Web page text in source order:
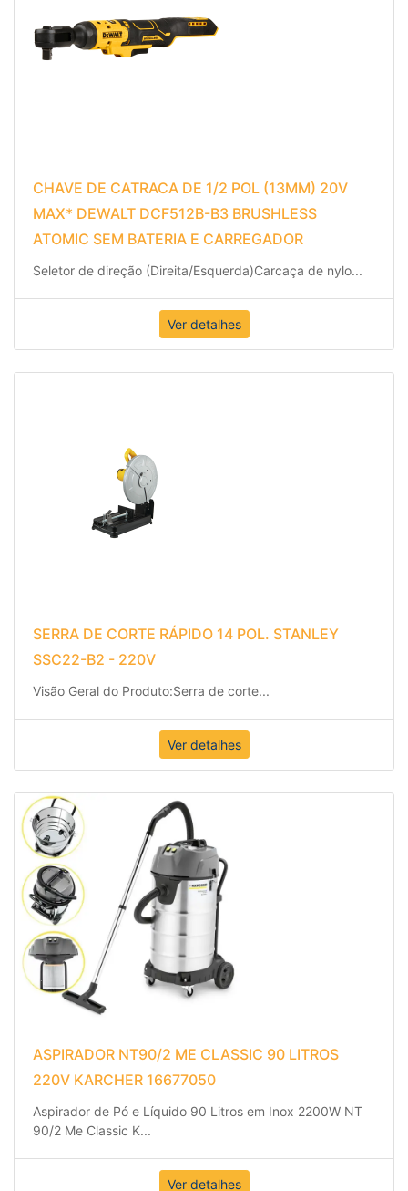
CHAVE DE CATRACA DE 1/2 POL (13MM) 20V
MAX* DEWALT DCF512B-B3 BRUSHLESS
ATOMIC SEM BATERIA E CARREGADOR
Seletor de direção (Direita/Esquerda)Carcaça de nylo
Ver detalhes
SERRA DE CORTE RÁPIDO 14 POL. STANLEY
SSC22-B2 - 220V
Visão Geral do Produto:Serra de corte
Ver detalhes
ASPIRADOR NT90/2 ME CLASSIC 90 LITROS
220V KARCHER 16677050
Aspirador de Pó e Líquido 90 Litros em Inox 2200W NT
90/2 Me Classic K
Ver detalhes